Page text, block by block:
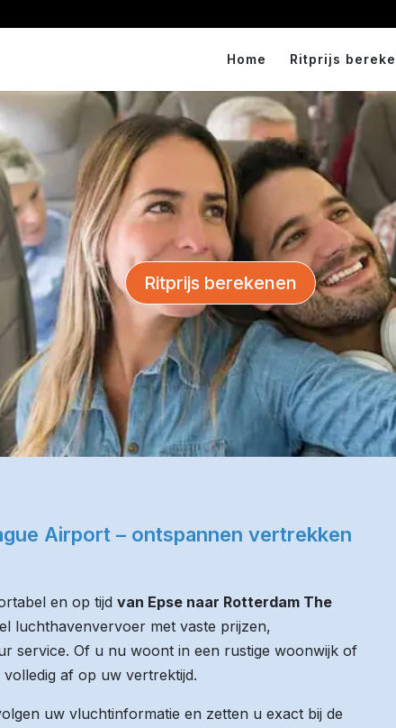
Home Ritprijs
Ritprijs berekenen
Airport – ontspannen vertrekken
en op tijd van Epse naar Rotterdam The
luchthavenvervoer met vaste prijzen,
service. Of u nu woont in een rustige woonwijk of
af op uw vertrektijd.
uw vluchtinformatie en zetten u exact bij de